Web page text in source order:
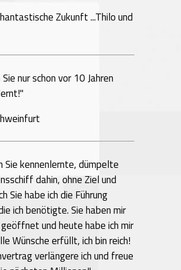
Zukunft ...Thilo und
nur schon vor 10 Jahren
Sie kennenlernte, dümpelte
dahin, ohne Ziel und
Sie habe ich die Führung
ich benötigte. Sie haben mir
und heute habe ich mir
Wünsche erfüllt, ich bin reich!
verlängere ich und freue